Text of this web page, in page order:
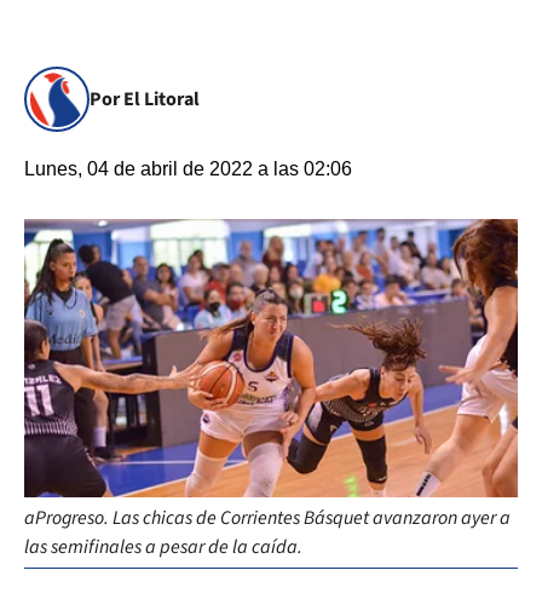
Por El Litoral
Lunes, 04 de abril de 2022 a las 02:06
aProgreso. Las chicas de Corrientes Básquet avanzaron ayer a
las semifinales a pesar de la caída.